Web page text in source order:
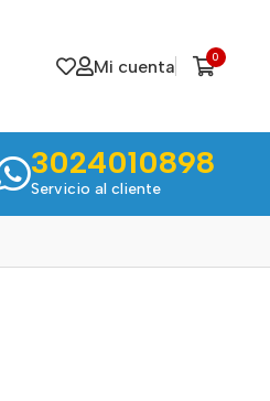
Mi cuenta 0
3024010898
Servicio al cliente